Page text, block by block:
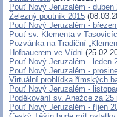
Pouť Nový Jeruzalém - duben
Železný poutník 2015
Pouť Nový Jeruzalém -
Pouť sv. Klementa v
Pozvánka na Tradiční
Hofbauerem ve Vídni
Pouť Nový Jeruzalém - leden
Pouť Nový Jeruzalém -
Virtuální prohlídka římských
Pouť Nový Jeruzalém -
Poděkování sv. Anežce za 25
Pouť Nový Jeruzalém - říjen